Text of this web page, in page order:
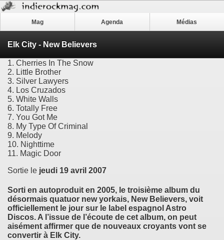
Mag Agenda Médias
Elk City - New Believers
1. Cherries In The Snow
2. Little Brother
3. Silver Lawyers
4. Los Cruzados
5. White Walls
6. Totally Free
7. You Got Me
8. My Type Of Criminal
9. Melody
10. Nighttime
11. Magic Door
Sortie le jeudi 19 avril 2007
Sorti en autoproduit en 2005, le troisième album du
désormais quatuor new yorkais, New Believers, voit
officiellement le jour sur le label espagnol Astro
Discos. A l’issue de l’écoute de cet album, on peut
aisément affirmer que de nouveaux croyants vont se
convertir à Elk City.